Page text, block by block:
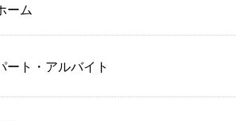
ーム
ート・アルバイト